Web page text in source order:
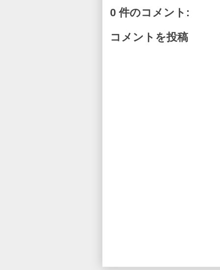
0 件のコメント:
コメントを投稿